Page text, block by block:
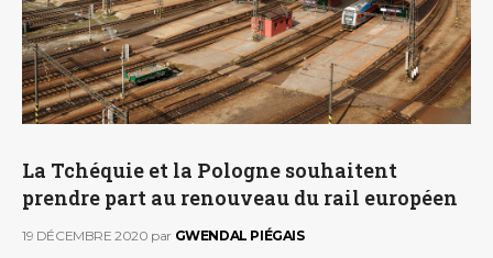
La Tchéquie et la Pologne souhaitent
prendre part au renouveau du rail européen
19 DÉCEMBRE 2020 par GWENDAL PIÉGAIS